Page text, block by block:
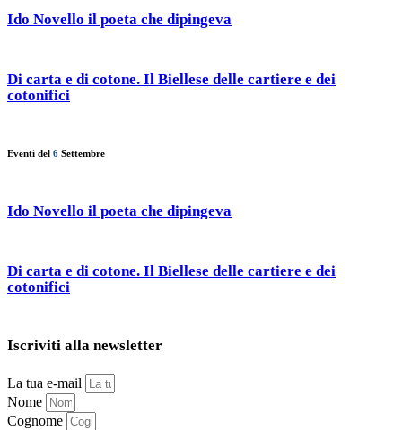
Ido Novello il poeta che dipingeva
Di carta e di cotone. Il Biellese delle cartiere e dei
cotonifici
Eventi del 6 Settembre
Ido Novello il poeta che dipingeva
Di carta e di cotone. Il Biellese delle cartiere e dei
cotonifici
Iscriviti alla newsletter
La tua e-mail
Nome
Cognome